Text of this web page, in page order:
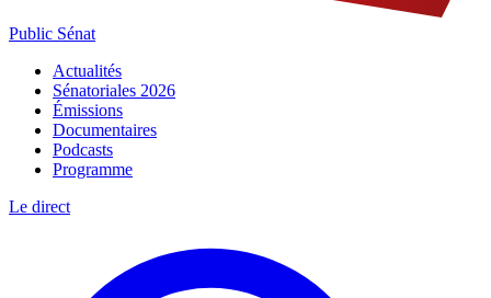
Public Sénat
Actualités
Sénatoriales 2026
Émissions
Documentaires
Podcasts
Programme
Le direct